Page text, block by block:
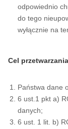
odpowiednio
do tego
wyłącznie na
Cel
Państwa dane
6 ust.1 pkt a)
danych;
6 ust. 1 lit. b)